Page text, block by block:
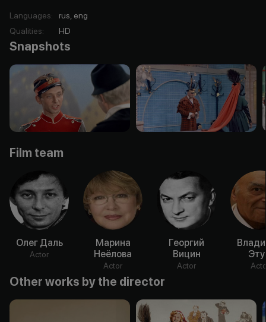
Languages:
rus, eng
Qualities: HD
Snapshots
Film team
Олег Даль
Actor
Марина
Неёлова
Actor
Георгий
Вицин
Actor
Other works by the director